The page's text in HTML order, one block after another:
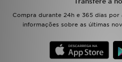
Compra durante 24h e 365 dias por
informações sobre as últimas
BLOG